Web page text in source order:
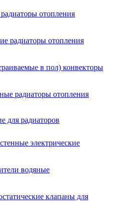
отопления
радиаторы отопления
в пол) конвекторы
радиаторы отопления
для радиаторов
электрические
водяные
клапаны для